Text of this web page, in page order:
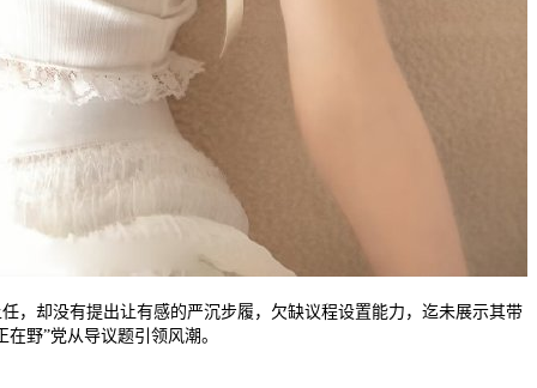
却没有提出让有感的严沉步履，欠缺议程设置能力，迄未展示其带
野”党从导议题引领风潮。